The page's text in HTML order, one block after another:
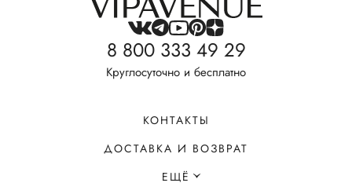
8 800 333 49 29
Круглосуточно и бесплатно
КОНТАКТЫ
ДОСТАВКА И ВОЗВРАТ
ЕЩЁ